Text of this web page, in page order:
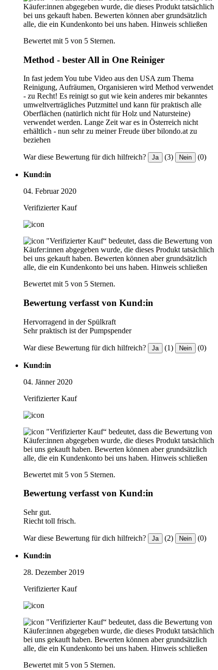
Käufer:innen abgegeben wurde, die dieses Produkt tatsächlich
bei uns gekauft haben. Bewerten können aber grundsätzlich
alle, die ein Kundenkonto bei uns haben. Hinweis schließen
Bewertet mit 5 von 5 Sternen.
Method - bester All in One Reiniger
In fast jedem You tube Video aus den USA zum Thema
Reinigung, Aufräumen, Organisieren wird Method verwendet
- zu Recht! Es reinigt so gut wie kein anderes mir bekanntes
umweltverträgliches Putzmittel und kann für praktisch alle
Oberflächen (natürlich nicht für Holz und Natursteine)
verwendet werden. Lange Zeit war es in Österreich nicht
erhältlich - nun sehr zu meiner Freude über bilondo.at zu
beziehen
War diese Bewertung für dich hilfreich? Ja (3) Nein (0)
Kund:in
04. Februar 2020
Verifizierter Kauf
"Verifizierter Kauf“ bedeutet, dass die Bewertung von
Käufer:innen abgegeben wurde, die dieses Produkt tatsächlich
bei uns gekauft haben. Bewerten können aber grundsätzlich
alle, die ein Kundenkonto bei uns haben. Hinweis schließen
Bewertet mit 5 von 5 Sternen.
Bewertung verfasst von Kund:in
Hervorragend in der Spülkraft
Sehr praktisch ist der Pumpspender
War diese Bewertung für dich hilfreich? Ja (1) Nein (0)
Kund:in
04. Jänner 2020
Verifizierter Kauf
"Verifizierter Kauf“ bedeutet, dass die Bewertung von
Käufer:innen abgegeben wurde, die dieses Produkt tatsächlich
bei uns gekauft haben. Bewerten können aber grundsätzlich
alle, die ein Kundenkonto bei uns haben. Hinweis schließen
Bewertet mit 5 von 5 Sternen.
Bewertung verfasst von Kund:in
Sehr gut.
Riecht toll frisch.
War diese Bewertung für dich hilfreich? Ja (2) Nein (0)
Kund:in
28. Dezember 2019
Verifizierter Kauf
"Verifizierter Kauf“ bedeutet, dass die Bewertung von
Käufer:innen abgegeben wurde, die dieses Produkt tatsächlich
bei uns gekauft haben. Bewerten können aber grundsätzlich
alle, die ein Kundenkonto bei uns haben. Hinweis schließen
Bewertet mit 5 von 5 Sternen.